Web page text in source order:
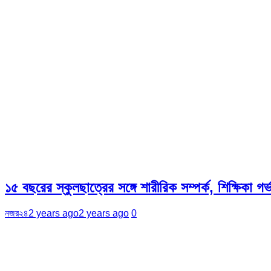
১৫ বছরের স্কুলছাত্রের সঙ্গে শারীরিক সম্পর্ক, শিক্ষিকা
নজর২৪2 years ago2 years ago 0